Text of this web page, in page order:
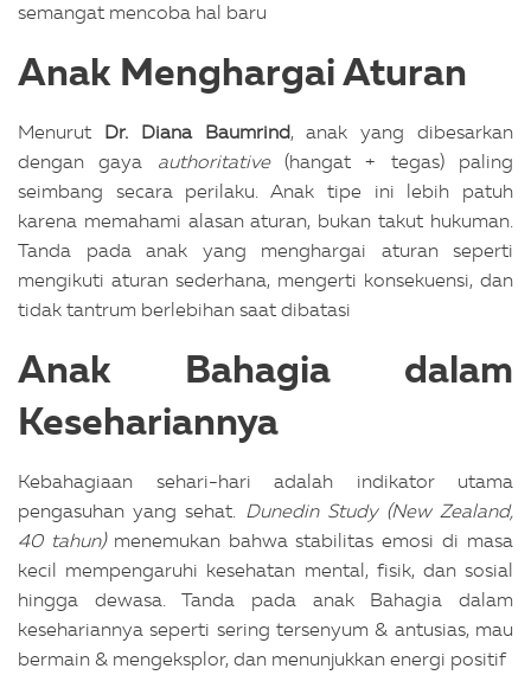
semangat mencoba hal baru
Anak Menghargai Aturan
Menurut Dr. Diana Baumrind, anak yang dibesarkan
dengan gaya authoritative(hangat + tegas) paling
seimbang secara perilaku. Anak tipe ini lebih patuh
karena memahami alasan aturan, bukan takut hukuman.
Tanda pada anak yang menghargai aturan seperti
mengikuti aturan sederhana, mengerti konsekuensi, dan
tidak tantrum berlebihan saat dibatasi
Anak Bahagia dalam
Kesehariannya
Kebahagiaan sehari-hari adalah indikator utama
pengasuhan yang sehat. Dunedin Study (New Zealand,
40 tahun)menemukan bahwa stabilitas emosi di masa
kecil mempengaruhi kesehatan mental, fisik, dan sosial
hingga dewasa.Tanda pada anak Bahagia dalam
kesehariannya seperti sering tersenyum & antusias, mau
bermain & mengeksplor, dan menunjukkan energi positif